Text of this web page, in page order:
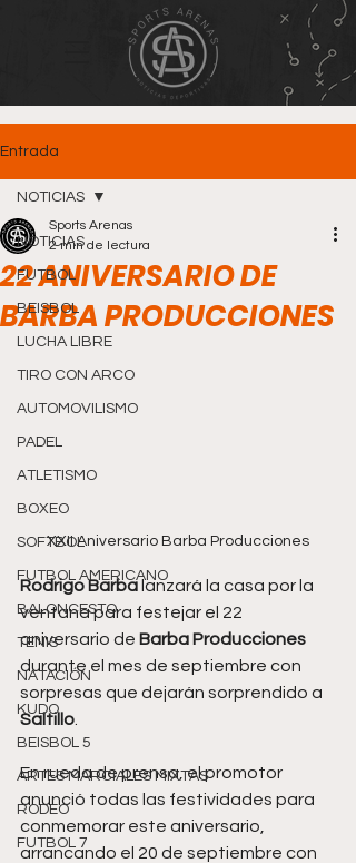
Entrada
NOTICIAS
FUTBOL
BEISBOL
LUCHA LIBRE
TIRO CON ARCO
AUTOMOVILISMO
PADEL
ATLETISMO
BOXEO
SOFTBOL
FUTBOL AMERICANO
BALONCESTO
TENIS
NATACIÓN
KUDO
BEISBOL 5
ARTES MARCIALES MIXTAS
RODEO
FUTBOL 7
NOTICIAS
22 ANIVERSARIO DE
BARBA PRODUCCIONES
Sports Arenas
2 min de lectura
XXII Aniversario Barba Producciones
Rodrigo Barba lanzará la casa por la
ventana para festejar el 22
aniversario de Barba Producciones
durante el mes de septiembre con
sorpresas que dejarán sorprendido a
Saltillo
En rueda de prensa, el promotor
anunció todas las festividades para
conmemorar este aniversario,
arrancando el 20 de septiembre con